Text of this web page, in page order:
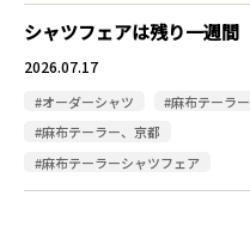
シャツフェアは残り一週間
2026.07.17
#オーダーシャツ
#麻布テーラー
#麻布テーラー、京都
#麻布テーラーシャツフェア